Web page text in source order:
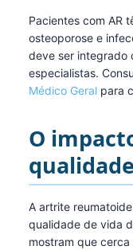
Pacientes com AR
osteoporose e
deve ser integrado
especialistas.
Médico Geral para
O
A artrite
qualidade de vida
mostram que